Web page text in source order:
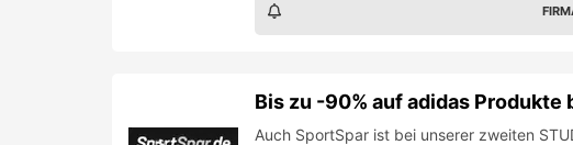
Bis zu -90% auf adidas Produkte
Auch SportSpar ist bei unserer zweiten